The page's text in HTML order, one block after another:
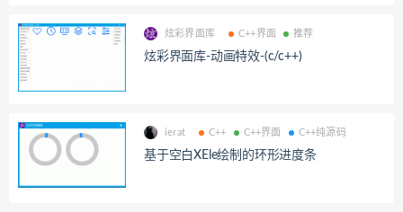
炫彩界面库 C++界面 推荐
炫彩界面库-动画特效-(c/c++)
ierat C++ C++界面 C++纯源码
基于空白XEle绘制的环形进度条